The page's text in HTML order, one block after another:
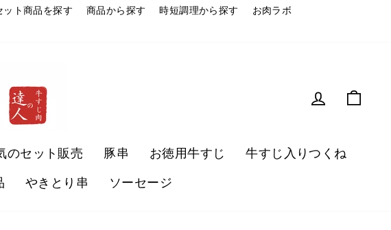
ット商品を探す 商品から探す 時短調理から探す お肉ラボ
のセット販売 豚串 お徳用牛すじ 牛すじ入りつくね
やきとり串 ソーセージ